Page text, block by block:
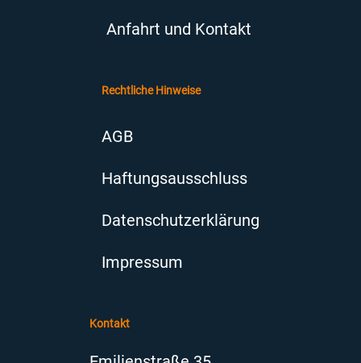
Anfahrt und Kontakt
Rechtliche Hinweise
AGB
Haftungsausschluss
Datenschutzerklärung
Impressum
Kontakt